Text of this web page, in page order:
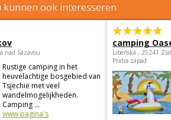
kunnen ook interesseren
nad Sázavou
Rustige camping in het
heuvelachtige bosgebied van
Tsjechië met veel
wandelmogelijkheden.
Camping ...
www pagina's
camping
Libeňská , 25241
Praha-západ